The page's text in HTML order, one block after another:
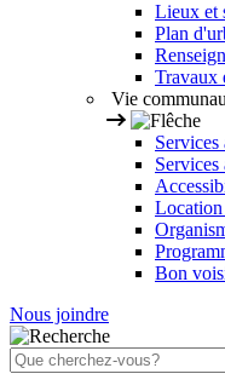
Lieux et
Plan
Travaux
Vie
Services
Location
Bon
Nous joindre